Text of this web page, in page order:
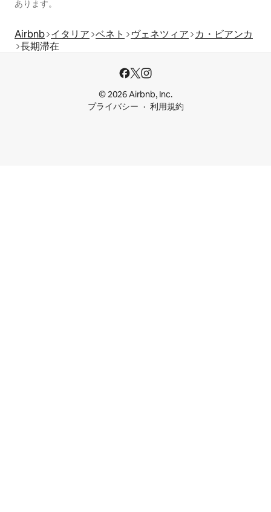
あります。
Airbnb イタリア ベネト ヴェネツィア カ・ビアンカ
長期滞在
© 2026 Airbnb, Inc.
プライバシー
利用規約